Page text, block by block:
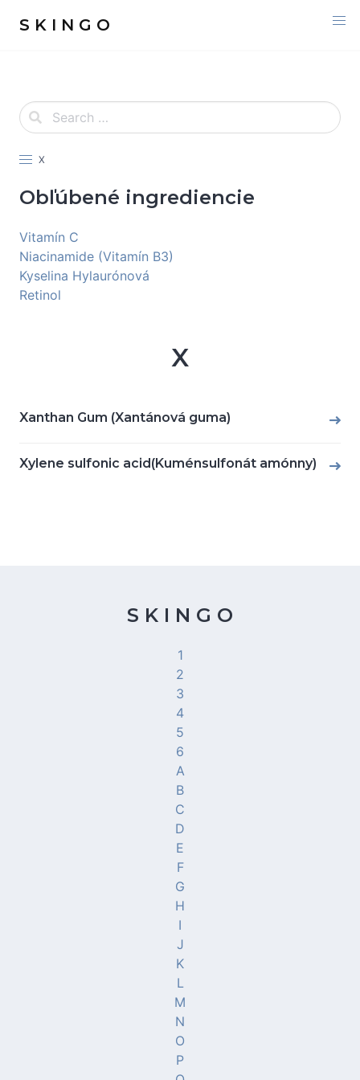
S K I N G O
X
Obľúbené ingrediencie
Vitamín C
Niacinamide (Vitamín B3)
Kyselina Hylaurónová
Retinol
X
Xanthan Gum (Xantánová guma)
Xylene sulfonic acid(Kuménsulfonát amónny)
S K I N G O
1
2
3
4
5
6
A
B
C
D
E
F
G
H
I
J
K
L
M
N
O
P